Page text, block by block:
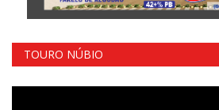
TOURO NÚBIO